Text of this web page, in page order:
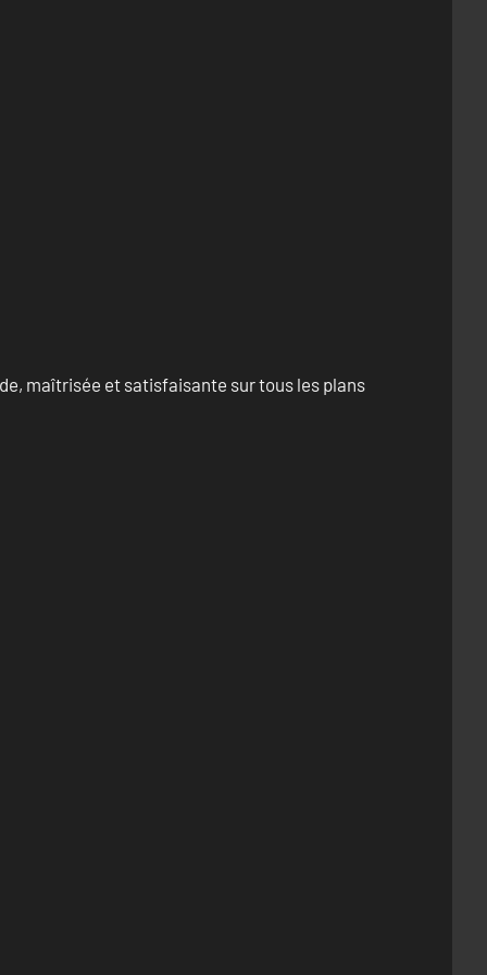
maîtrisée et satisfaisante sur tous les plans